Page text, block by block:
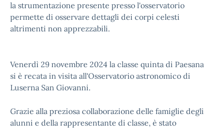
la strumentazione presente presso l'osservatorio
permette di osservare dettagli dei corpi celesti
altrimenti non apprezzabili.
Venerdì 29 novembre 2024 la classe quinta di Paesana
si è recata in visita all'Osservatorio astronomico di
Luserna San Giovanni.
Grazie alla preziosa collaborazione delle famiglie degli
alunni e della rappresentante di classe, è stato